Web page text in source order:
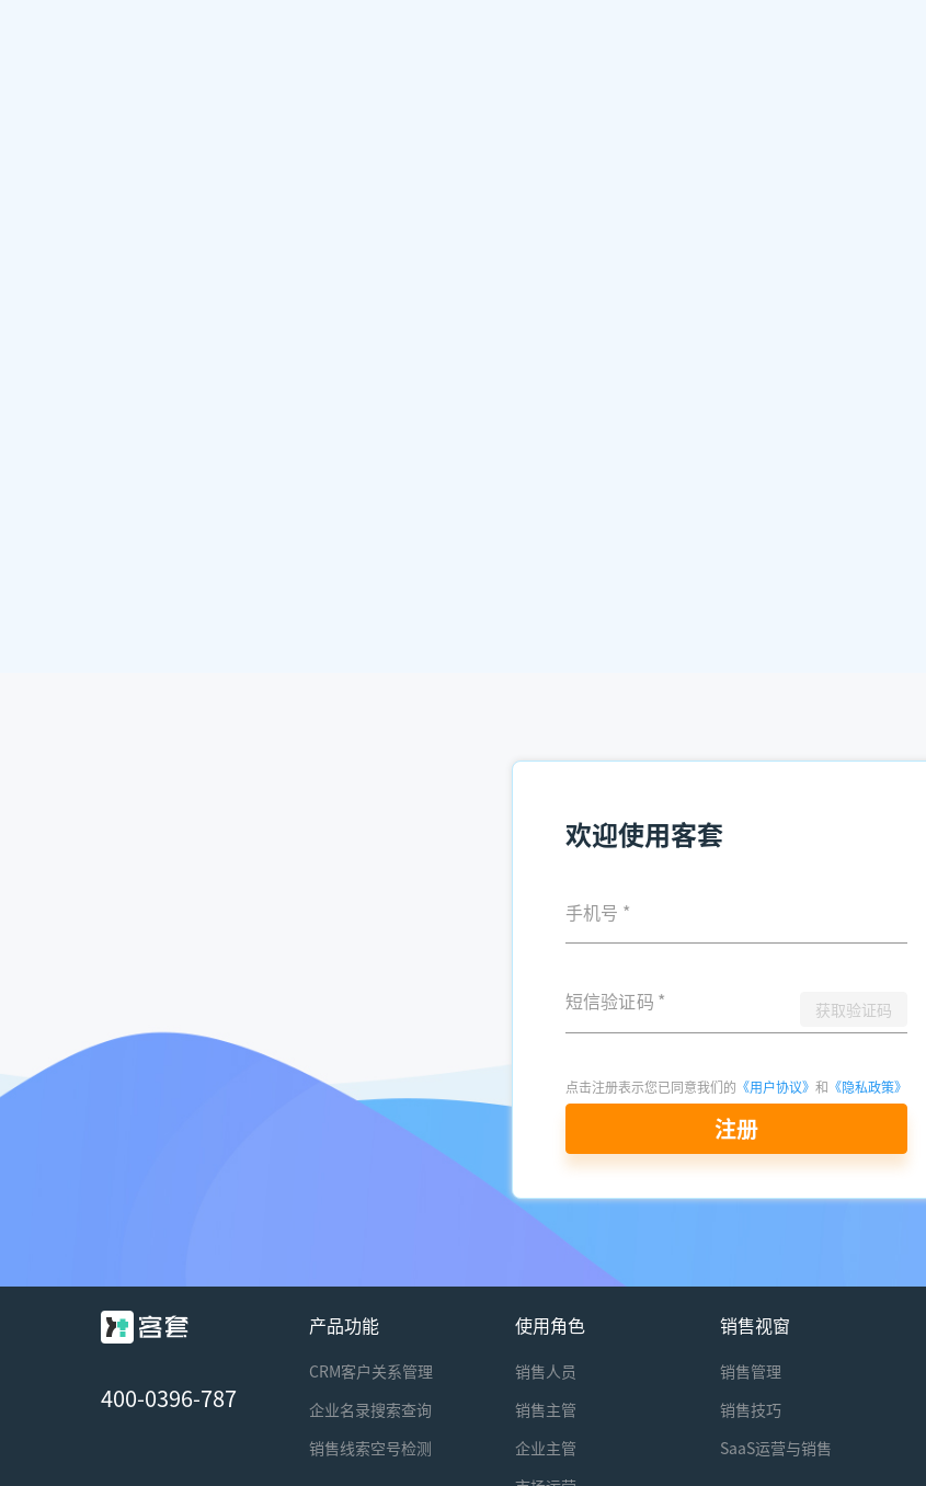
欢迎使用客套
手机号 *
短信验证码 * 获取验证码
点击注册表示您已同意我们的 《用户协议》 和 《隐私政策》
注册
400-0396-787
产品功能
CRM客户关系管理
企业名录搜索查询
销售线索空号检测
使用角色
销售人员
销售主管
企业主管
销售视窗
销售管理
销售技巧
SaaS运营与销售